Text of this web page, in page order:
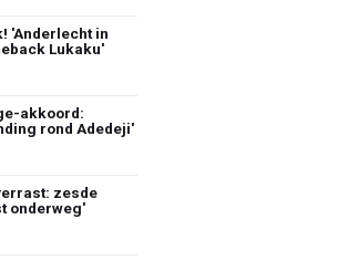
'Anderlecht in
Lukaku'
akkoord:
rond Adedeji'
zesde
onderweg'